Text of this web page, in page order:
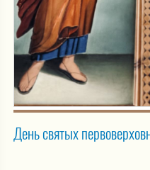
День святых